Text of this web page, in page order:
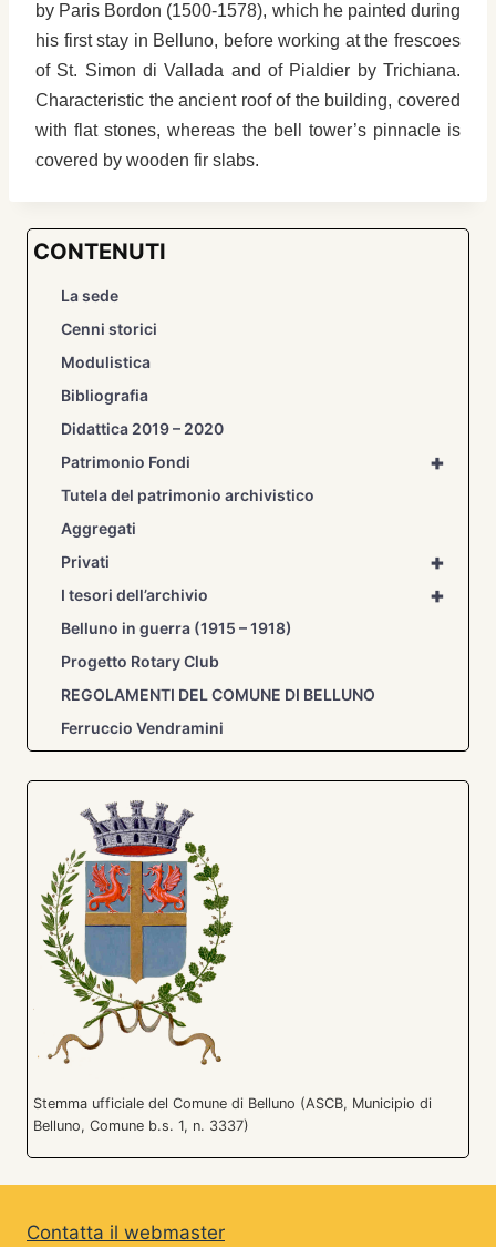
by Paris Bordon (1500-1578), which he painted during
his first stay in Belluno, before working at the frescoes
of St. Simon di Vallada and of Pialdier by Trichiana.
Characteristic the ancient roof of the building, covered
with flat stones, whereas the bell tower’s pinnacle is
covered by wooden fir slabs.
CONTENUTI
La sede
Cenni storici
Modulistica
Bibliografia
Didattica 2019 – 2020
+
Patrimonio Fondi
Tutela del patrimonio archivistico
Aggregati
+
Privati
+
I tesori dell’archivio
Belluno in guerra (1915 – 1918)
Progetto Rotary Club
REGOLAMENTI DEL COMUNE DI BELLUNO
Ferruccio Vendramini
Stemma ufficiale del Comune di Belluno (ASCB, Municipio di
Belluno, Comune b.s. 1, n. 3337)
Contatta il webmaster